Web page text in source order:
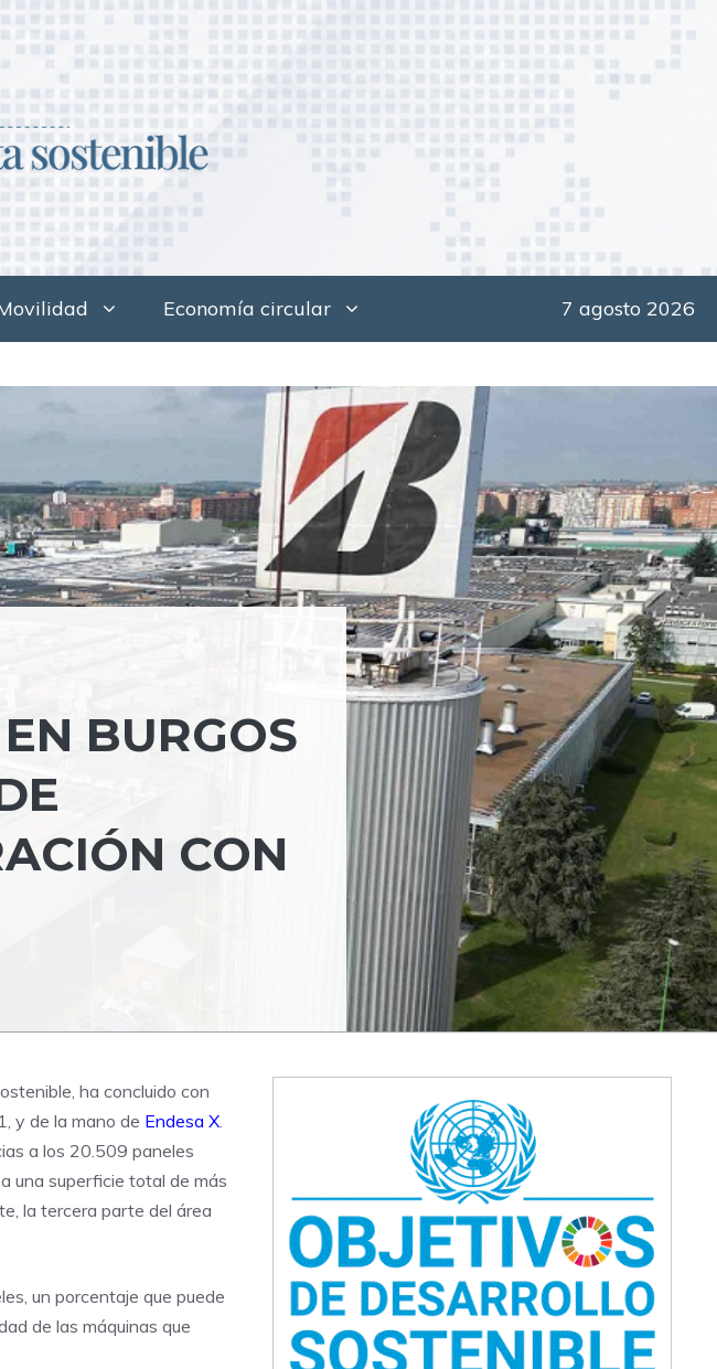
Economía circular 7 agosto 2026
BURGOS
CON
ha concluido con
y de la mano de Endesa X.
a los 20.509 paneles
una superficie total de más
la tercera parte del área
un porcentaje que puede
de las máquinas que